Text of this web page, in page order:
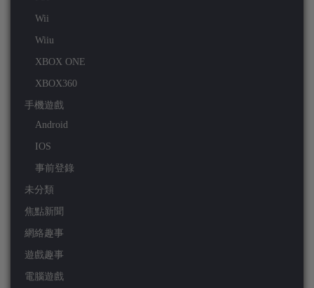
Wii
Wiiu
XBOX ONE
XBOX360
手機遊戲
Android
IOS
事前登錄
未分類
焦點新聞
網絡趣事
遊戲趣事
電腦遊戲